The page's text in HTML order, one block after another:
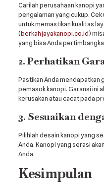
Carilah perusahaan kanopi
pengalaman yang cukup.
untuk memastikan kualitas
(berkahjayakanopi.co.id)
yang bisa Anda
2. Perhatikan
Pastikan Anda mendapatkan
pemasok kanopi. Garansi ini
kerusakan atau cacat pada
3. Sesuaikan
Pilihlah desain kanopi yang
Anda. Kanopi yang serasi
Anda.
Kesimpulan